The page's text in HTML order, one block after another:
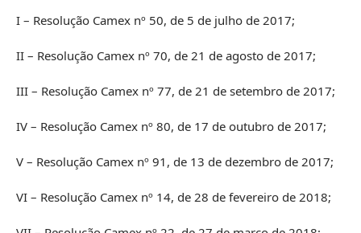
I – Resolução Camex nº 50, de 5 de julho de 2017;
II – Resolução Camex nº 70, de 21 de agosto de 2017;
III – Resolução Camex nº 77, de 21 de setembro de 2017;
IV – Resolução Camex nº 80, de 17 de outubro de 2017;
V – Resolução Camex nº 91, de 13 de dezembro de 2017;
VI – Resolução Camex nº 14, de 28 de fevereiro de 2018;